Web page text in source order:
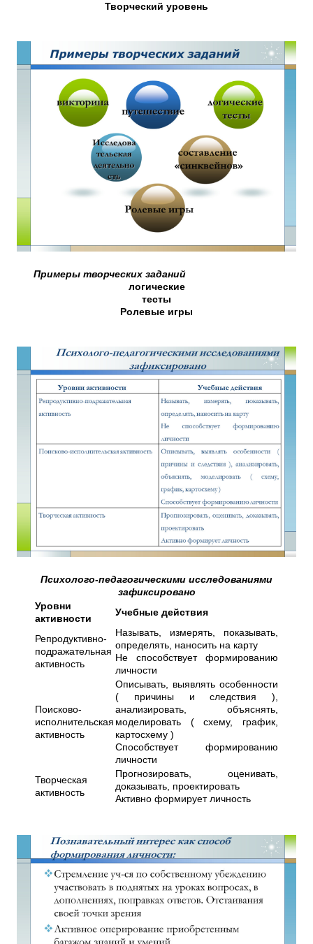
Творческий уровень
Примеры творческих заданий
логические
тесты
Ролевые игры
Психолого-педагогическими исследованиями
зафиксировано
Уровни
активности
Учебные действия
Репродуктивно-
подражательная
активность
Называть, измерять, показывать,
определять, наносить на карту
Не способствует формированию
личности
Поисково-
исполнительская
активность
Описывать, выявлять особенности
( причины и следствия ),
анализировать, объяснять,
моделировать ( схему, график,
картосхему )
Способствует формированию
личности
Творческая
активность
Прогнозировать, оценивать,
доказывать, проектировать
Активно формирует личность